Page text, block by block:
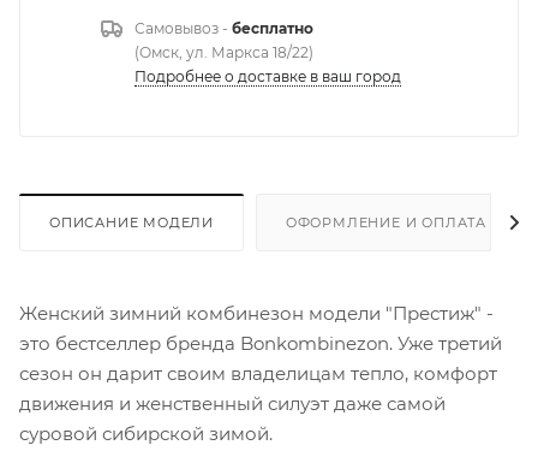
Самовывоз - бесплатно
(Омск, ул. Маркса 18/22)
Подробнее о доставке в ваш город
ОПИСАНИЕ МОДЕЛИ ОФОРМЛЕНИЕ И ОПЛАТА
Женский зимний комбинезон модели "Престиж" -
это бестселлер бренда Bonkombinezon. Уже третий
сезон он дарит своим владелицам тепло, комфорт
движения и женственный силуэт даже самой
суровой сибирской зимой.